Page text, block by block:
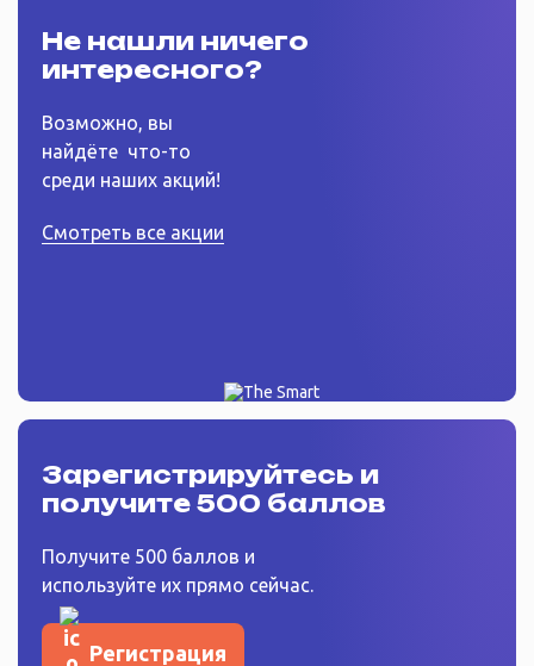
Не нашли ничего
интересного?
Возможно, вы
найдёте что-то
среди наших акций!
Смотреть все акции
Зарегистрируйтесь и
получите 500 баллов
Получите 500 баллов и
используйте их прямо сейчас.
Регистрация